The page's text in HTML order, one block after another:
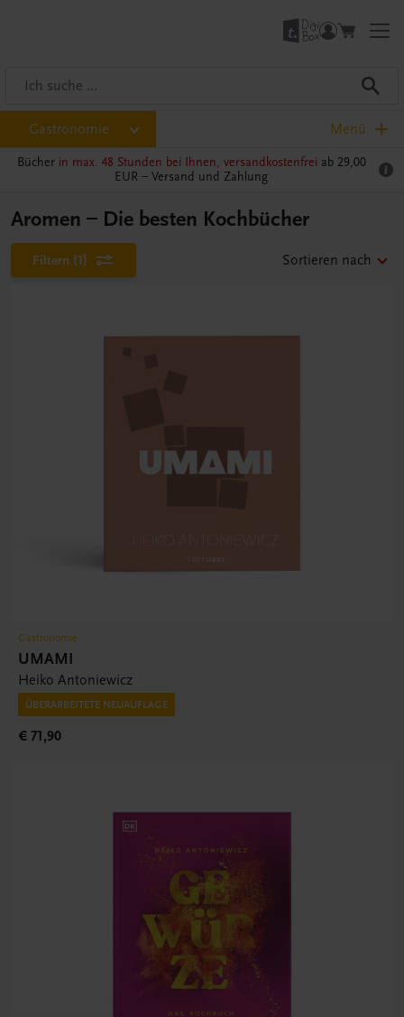
Gastronomie Menü
Bücher in max. 48 Stunden bei Ihnen, versandkostenfrei ab 29,00
EUR – Versand und Zahlung
Aromen – Die besten Kochbücher
Filtern (1) Sortieren nach
Gastronomie
UMAMI
Heiko Antoniewicz
ÜBERARBEITETE NEUAUFLAGE
€ 71,90